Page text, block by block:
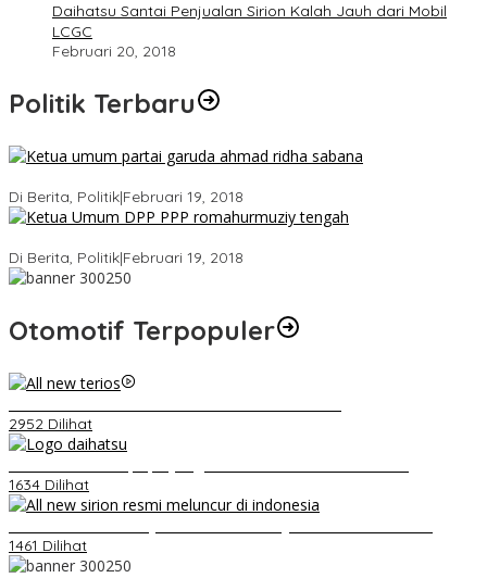
Daihatsu Santai Penjualan Sirion Kalah Jauh dari Mobil
LCGC
Februari 20, 2018
Politik Terbaru
Di Berita, Politik|Februari 19, 2018
Di Berita, Politik|Februari 19, 2018
Otomotif Terpopuler
2952 Dilihat
1634 Dilihat
1461 Dilihat